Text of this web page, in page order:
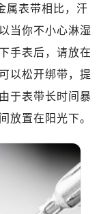
属表带相比，汗
当你不小心淋湿
手表后，请放在
以松开绑带，提
于表带长时间暴
放置在阳光下。